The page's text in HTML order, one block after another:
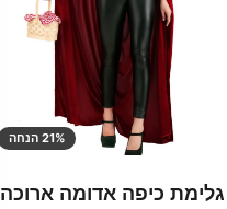
21% הנחה
גלימת כיפה אדומה ארוכה